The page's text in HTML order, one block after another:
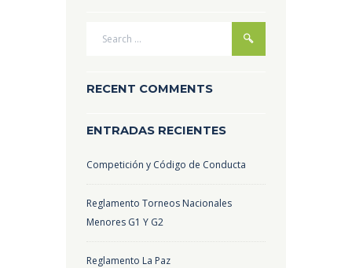
RECENT COMMENTS
ENTRADAS RECIENTES
Competición y Código de Conducta
Reglamento Torneos Nacionales
Menores G1 Y G2
Reglamento La Paz